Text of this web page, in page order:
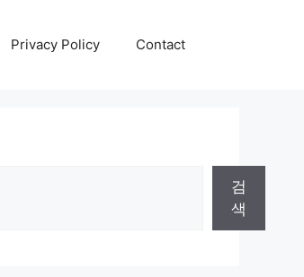
Privacy Policy Contact
검
색